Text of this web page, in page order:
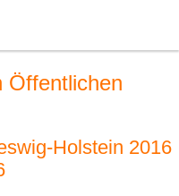
Öffentlichen
Holstein 2016